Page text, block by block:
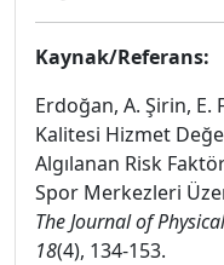
Kaynak/Referans:
Erdoğan, A. Şirin, E.
Kalitesi Hizmet
Algılanan Risk
Spor Merkezleri
The Journal of
18(4), 134-153.